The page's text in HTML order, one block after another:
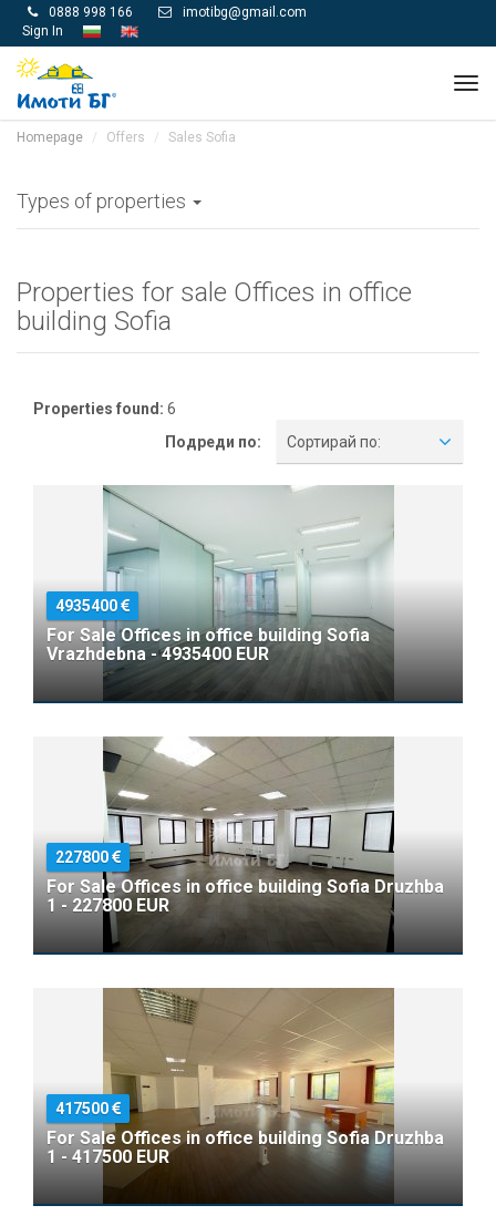
 0888 998 166 
imotibg@gmail.com
Sign In
Homepage Offers Sales Sofia
Types of properties
Properties for sale Offices in office
building Sofia
Properties found: 6
Подреди по:
Сортирай по:
4935400
For Sale Offices in office building Sofia
Vrazhdebna - 4935400 EUR
227800
For Sale Offices in office building Sofia Druzhba
1 - 227800 EUR
417500
For Sale Offices in office building Sofia Druzhba
1 - 417500 EUR